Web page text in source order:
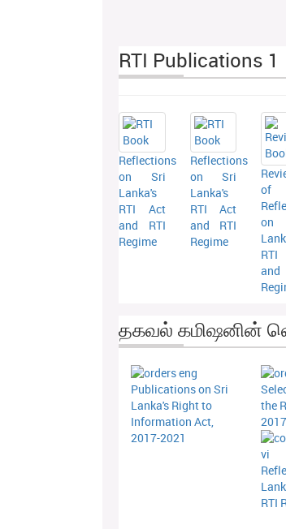
RTI Publications 1
Reflections
on Sri
Lanka's
RTI Act
and RTI
Regime
Reflections
on Sri
Lanka's
RTI Act
and RTI
Regime
of
on
and
தகவல் கமிஷனின்
Publications on Sri
Lanka's Right to
Information Act,
2017-2021
the
RTI